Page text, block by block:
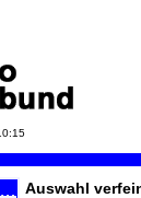
Auswahl